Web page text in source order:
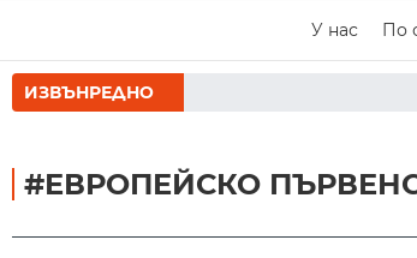
У нас По
ИЗВЪНРЕДНО
#ЕВРОПЕЙСКО